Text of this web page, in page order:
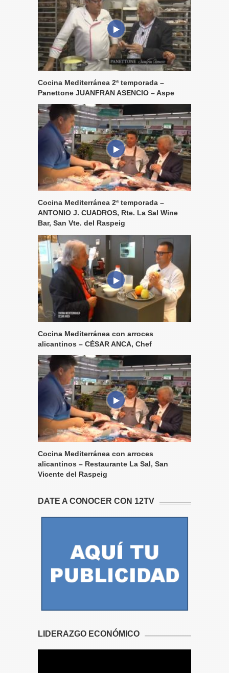
Cocina Mediterránea 2ª temporada –
Panettone JUANFRAN ASENCIO – Aspe
Cocina Mediterránea 2ª temporada –
ANTONIO J. CUADROS, Rte. La Sal Wine
Bar, San Vte. del Raspeig
Cocina Mediterránea con arroces
alicantinos – CÉSAR ANCA, Chef
Cocina Mediterránea con arroces
alicantinos – Restaurante La Sal, San
Vicente del Raspeig
DATE A CONOCER CON 12TV
LIDERAZGO ECONÓMICO